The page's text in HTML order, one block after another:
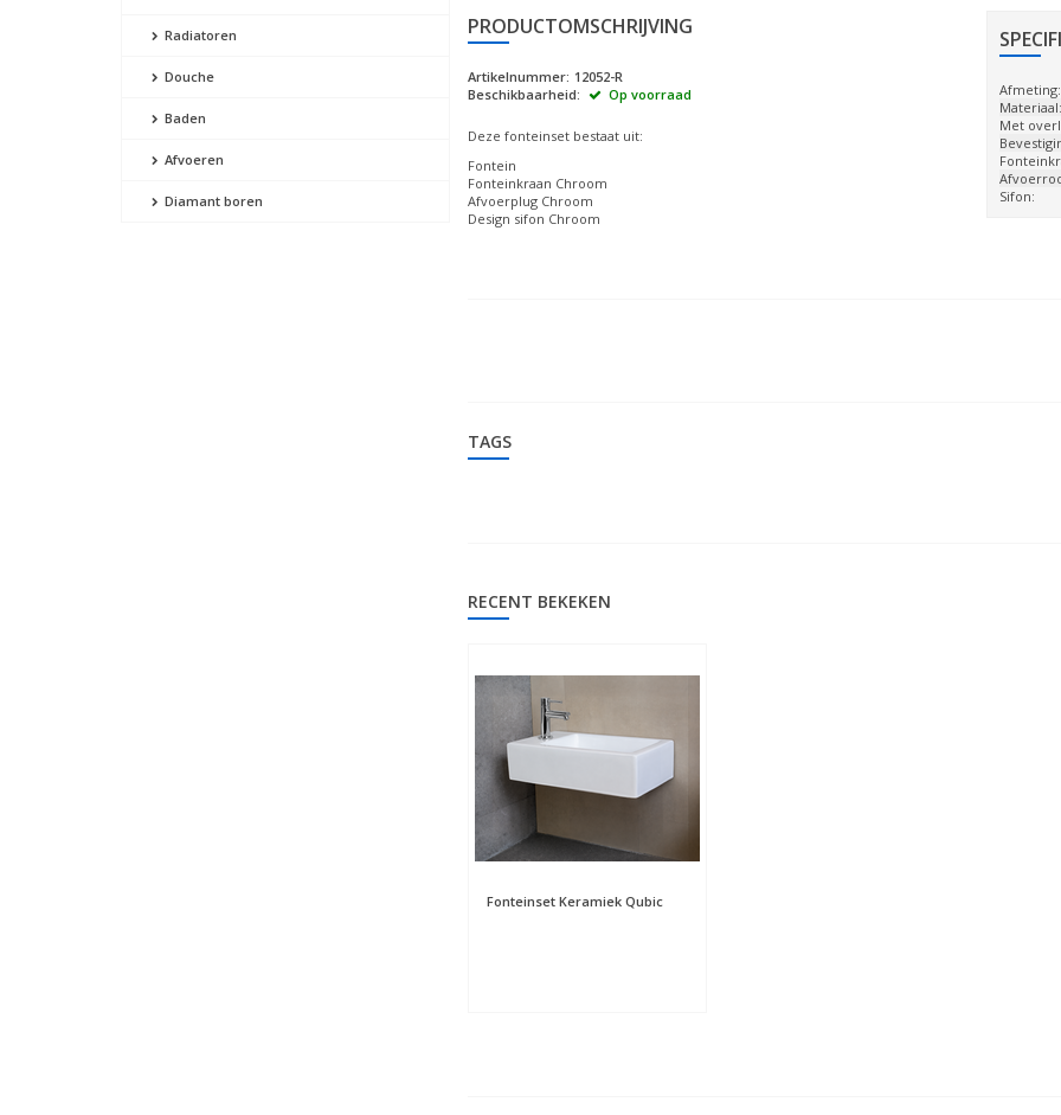
Radiatoren
Douche
Baden
Afvoeren
Diamant boren
PRODUCTOMSCHRIJVING
Artikelnummer: 12052-R
Beschikbaarheid:
Op voorraad
Deze fonteinset bestaat uit:
Fontein
Fonteinkraan Chroom
Afvoerplug Chroom
Design sifon Chroom
Afmeting:
Materiaal:
Met
Sifon:
TAGS
RECENT BEKEKEN
Fonteinset Keramiek Qubic